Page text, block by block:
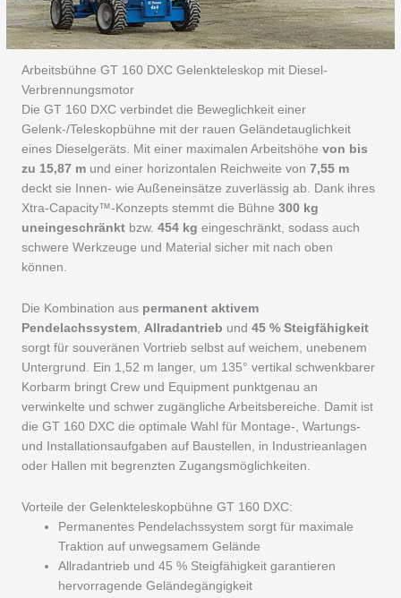
Arbeitsbühne GT 160 DXC Gelenkteleskop mit Diesel-
Verbrennungsmotor
Die GT 160 DXC verbindet die Beweglichkeit einer
Gelenk-/Teleskopbühne mit der rauen Geländetauglichkeit
eines Dieselgeräts. Mit einer maximalen Arbeitshöhe von bis
zu 15,87 m und einer horizontalen Reichweite von 7,55 m
deckt sie Innen- wie Außeneinsätze zuverlässig ab. Dank ihres
Xtra-Capacity™-Konzepts stemmt die Bühne 300 kg
uneingeschränkt bzw. 454 kg eingeschränkt, sodass auch
schwere Werkzeuge und Material sicher mit nach oben
können.
Die Kombination aus permanent aktivem
Pendelachssystem, Allradantrieb und 45 % Steigfähigkeit
sorgt für souveränen Vortrieb selbst auf weichem, unebenem
Untergrund. Ein 1,52 m langer, um 135° vertikal schwenkbarer
Korbarm bringt Crew und Equipment punktgenau an
verwinkelte und schwer zugängliche Arbeitsbereiche. Damit ist
die GT 160 DXC die optimale Wahl für Montage-, Wartungs-
und Installationsaufgaben auf Baustellen, in Industrieanlagen
oder Hallen mit begrenzten Zugangsmöglichkeiten.
Vorteile der Gelenkteleskopbühne GT 160 DXC:
Permanentes Pendelachssystem sorgt für maximale
Traktion auf unwegsamem Gelände
Allradantrieb und 45 % Steigfähigkeit garantieren
hervorragende Geländegängigkeit